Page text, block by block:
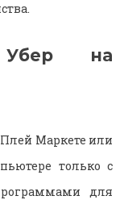
Убер на
Маркете или
только с
для